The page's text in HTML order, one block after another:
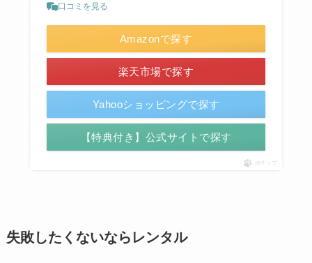
口コミを見る
Amazonで探す
楽天市場で探す
Yahooショッピングで探す
【特典付き】公式サイトで探す
ポチップ
失敗したくないならレンタル